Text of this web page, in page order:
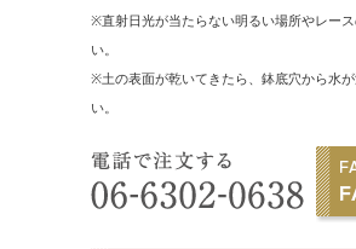
※直射日光が当たらない明るい場所やレー
い。
※土の表面が乾いてきたら、鉢底穴から水
い。